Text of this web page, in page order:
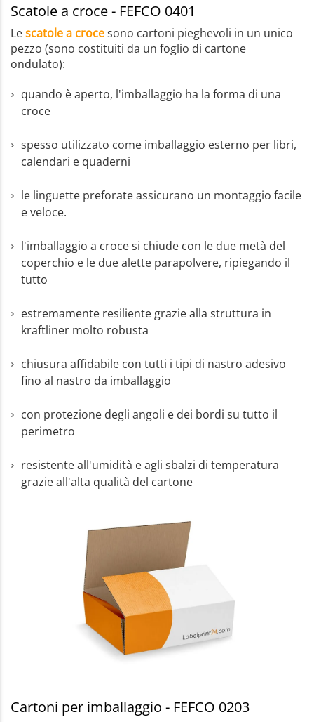
Scatole a croce - FEFCO 0401
Lescatole a crocesono cartoni pieghevoli in un unico
pezzo (sono costituiti da un foglio di cartone
ondulato):
quando è aperto, l'imballaggio ha la forma di una
croce
spesso utilizzato come imballaggio esterno per libri,
calendari e quaderni
le linguette preforate assicurano un montaggio facile
e veloce.
l'imballaggio a croce si chiude con le due metà del
coperchio e le due alette parapolvere, ripiegando il
tutto
estremamente resiliente grazie alla struttura in
kraftliner molto robusta
chiusura affidabile con tutti i tipi di nastro adesivo
fino al nastro da imballaggio
con protezione degli angoli e dei bordi su tutto il
perimetro
resistente all'umidità e agli sbalzi di temperatura
grazie all'alta qualità del cartone
Cartoni per imballaggio - FEFCO 0203